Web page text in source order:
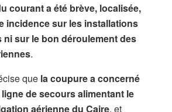
courant a été brève, localisée,
incidence sur les installations
ni sur le bon déroulement des
.
que la coupure a concerné
de secours alimentant le
aérienne du Caire, et